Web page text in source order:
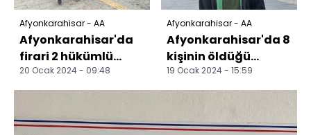
Afyonkarahisar - AA
Afyonkarahisar'da
firari 2 hükümlü
yakalandı
20 Ocak 2024 - 09:48
Afyonkarahisar - AA
Afyonkarahisar'da 8
kişinin öldüğü
minibüs kazasıyla
ilgili sanığın
19 Ocak 2024 - 15:59